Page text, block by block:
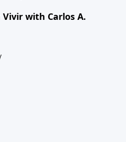
with Carlos A.